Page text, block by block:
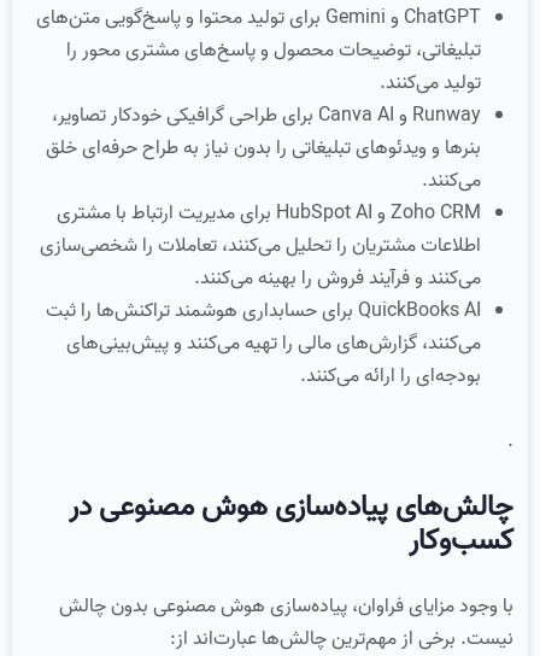
ChatGPT و Gemini برای تولید محتوا و پاسخ‌گویی متن‌های
تبلیغاتی، توضیحات محصول و پاسخ‌های مشتری‌ محور را
تولید می‌کنند.
Runway و Canva AI برای طراحی گرافیکی خودکار تصاویر،
بنرها و ویدئوهای تبلیغاتی را بدون نیاز به طراح حرفه‌ای خلق
می‌کنند.
Zoho CRM و HubSpot AI برای مدیریت ارتباط با مشتری
اطلاعات مشتریان را تحلیل می‌کنند، تعاملات را شخصی‌سازی
می‌کنند و فرآیند فروش را بهینه می‌کنند.
QuickBooks AI برای حسابداری هوشمند تراکنش‌ها را ثبت
می‌کنند، گزارش‌های مالی را تهیه می‌کنند و پیش‌بینی‌های
بودجه‌ای را ارائه می‌کنند.
.
چالش‌های پیاده‌سازی هوش مصنوعی در
کسب‌وکار
با وجود مزایای فراوان، پیاده‌سازی هوش مصنوعی بدون چالش
نیست. برخی از مهم‌ترین چالش‌ها عبارت‌اند از: